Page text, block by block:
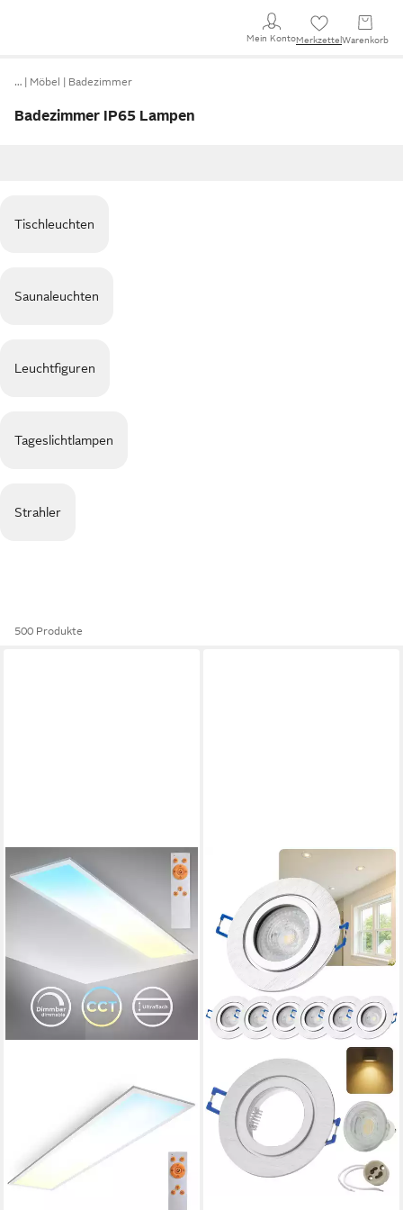
Mein KontoMerkzettel Warenkorb
… Möbel Badezimmer
Badezimmer IP65 Lampen
Tischleuchten
Saunaleuchten
Leuchtfiguren
Tageslichtlampen
Strahler
500 Produkte